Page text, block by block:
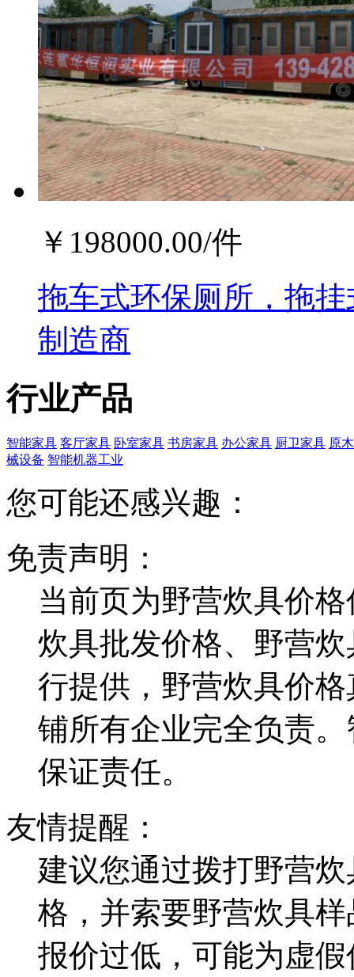
￥ 198000.00/件
拖车式环保厕所，拖
制造商
行业产品
智能家具 客厅家具 卧室家具 书房家具 办公家具 厨卫家具 原
械设备 智能机器工业
您可能还感兴趣：
免责声明：
当前页为野营炊具价
炊具批发价格、野营
行提供，野营炊具价
铺所有企业完全负责
保证责任。
友情提醒：
建议您通过拨打野营
格，并索要野营炊具
报价过低，可能为虚